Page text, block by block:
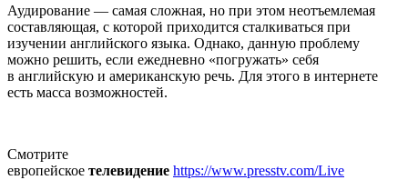
Аудирование — самая сложная, но при этом неотъемлемая
составляющая, с которой приходится сталкиваться при
изучении английского языка. Однако, данную проблему
можно решить, если ежедневно «погружать» себя
в английскую и американскую речь. Для этого в интернете
есть масса возможностей.
Смотрите
европейское телевидение https://www.presstv.com/Live